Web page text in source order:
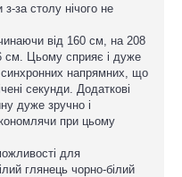
за столу нічого не
від 160 см, на 208
см. Цьому сприяє і дуже
напрямних, що
секунди. Додаткові
дуже зручно і
при цьому
для
глянець чорно-білий